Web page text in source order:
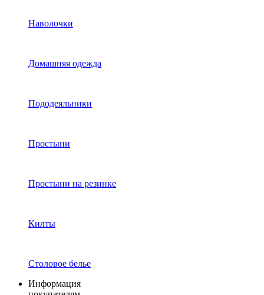
Наволочки
Домашняя одежда
Пододеяльники
Простыни
Простыни на резинке
Килты
Столовое белье
Информация